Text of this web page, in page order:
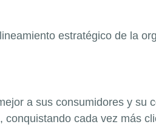
estratégico de la
a sus consumidores y su
cada vez más